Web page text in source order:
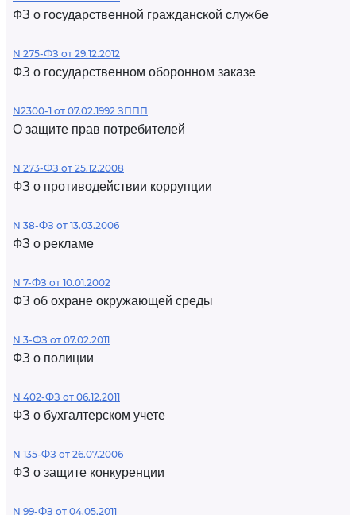
ФЗ о государственной гражданской службе
N 275-ФЗ от 29.12.2012
ФЗ о государственном оборонном заказе
N2300-1 от 07.02.1992 ЗППП
О защите прав потребителей
N 273-ФЗ от 25.12.2008
ФЗ о противодействии коррупции
N 38-ФЗ от 13.03.2006
ФЗ о рекламе
N 7-ФЗ от 10.01.2002
ФЗ об охране окружающей среды
N 3-ФЗ от 07.02.2011
ФЗ о полиции
N 402-ФЗ от 06.12.2011
ФЗ о бухгалтерском учете
N 135-ФЗ от 26.07.2006
ФЗ о защите конкуренции
N 99-ФЗ от 04.05.2011